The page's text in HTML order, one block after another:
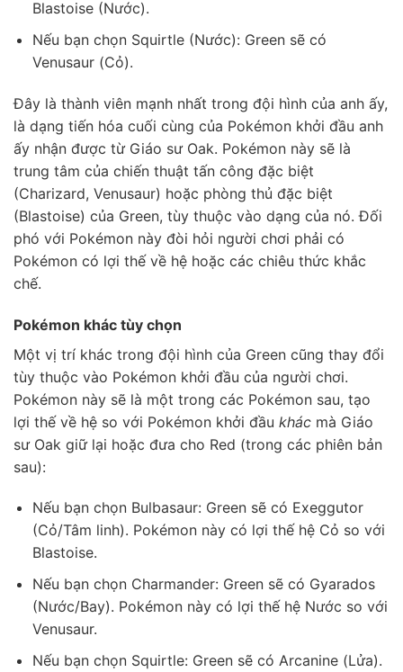
Blastoise (Nước).
Nếu bạn chọn Squirtle (Nước): Green sẽ có
Venusaur (Cỏ).
Đây là thành viên mạnh nhất trong đội hình của anh ấy,
là dạng tiến hóa cuối cùng của Pokémon khởi đầu anh
ấy nhận được từ Giáo sư Oak. Pokémon này sẽ là
trung tâm của chiến thuật tấn công đặc biệt
(Charizard, Venusaur) hoặc phòng thủ đặc biệt
(Blastoise) của Green, tùy thuộc vào dạng của nó. Đối
phó với Pokémon này đòi hỏi người chơi phải có
Pokémon có lợi thế về hệ hoặc các chiêu thức khắc
chế.
Pokémon khác tùy chọn
Một vị trí khác trong đội hình của Green cũng thay đổi
tùy thuộc vào Pokémon khởi đầu của người chơi.
Pokémon này sẽ là một trong các Pokémon sau, tạo
lợi thế về hệ so với Pokémon khởi đầu khác mà Giáo
sư Oak giữ lại hoặc đưa cho Red (trong các phiên bản
sau):
Nếu bạn chọn Bulbasaur: Green sẽ có Exeggutor
(Cỏ/Tâm linh). Pokémon này có lợi thế hệ Cỏ so với
Blastoise.
Nếu bạn chọn Charmander: Green sẽ có Gyarados
(Nước/Bay). Pokémon này có lợi thế hệ Nước so với
Venusaur.
Nếu bạn chọn Squirtle: Green sẽ có Arcanine (Lửa).